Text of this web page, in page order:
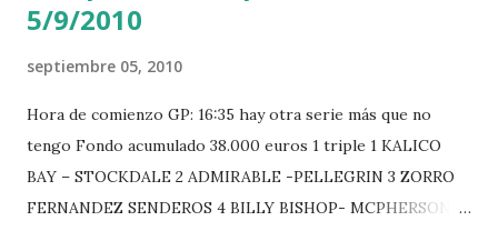
5/9/2010
septiembre 05, 2010
Hora de comienzo GP: 16:35 hay otra serie más que no
tengo Fondo acumulado 38.000 euros 1 triple 1 KALICO
BAY – STOCKDALE 2 ADMIRABLE -PELLEGRIN 3 ZORRO
FERNANDEZ SENDEROS 4 BILLY BISHOP- MCPHERSON 5